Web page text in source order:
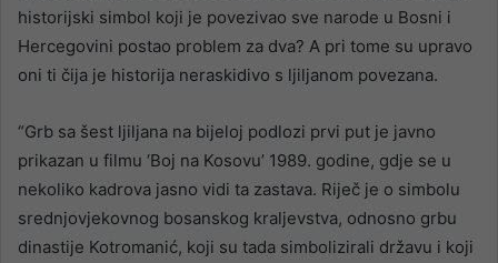
historijski simbol koji je povezivao sve narode u Bosni i
Hercegovini postao problem za dva? A pri tome su upravo
oni ti čija je historija neraskidivo s ljiljanom povezana.
“Grb sa šest ljiljana na bijeloj podlozi prvi put je javno
prikazan u filmu ‘Boj na Kosovu’ 1989. godine, gdje se u
nekoliko kadrova jasno vidi ta zastava. Riječ je o simbolu
srednjovjekovnog bosanskog kraljevstva, odnosno grbu
dinastije Kotromanić, koji su tada simbolizirali državu i koji